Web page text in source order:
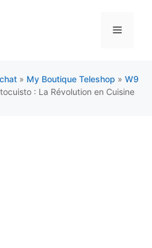
Menu
» My Boutique Teleshop » W9
: La Révolution en Cuisine